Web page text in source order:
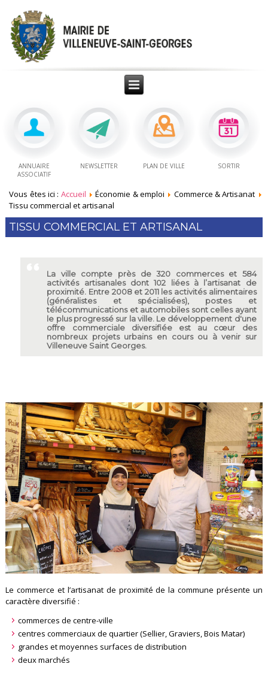
ANNUAIRE
ASSOCIATIF
NEWSLETTER PLAN DE VILLE SORTIR
Vous êtes ici : Accueil Économie & emploi
Commerce & Artisanat
Tissu commercial et artisanal
TISSU COMMERCIAL ET ARTISANAL
La ville compte près de 320 commerces et 584
activités artisanales dont 102 liées à l’artisanat de
proximité. Entre 2008 et 2011 les activités alimentaires
(généralistes et spécialisées), postes et
télécommunications et automobiles sont celles ayant
le plus progressé sur la ville. Le développement d'une
offre commerciale diversifiée est au cœur des
nombreux projets urbains en cours ou à venir sur
Villeneuve Saint Georges.
Le commerce et l’artisanat de proximité de la commune présente un
caractère diversifié :
commerces de centre-ville
centres commerciaux de quartier (Sellier, Graviers, Bois Matar)
grandes et moyennes surfaces de distribution
deux marchés